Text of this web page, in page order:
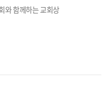
와 함께하는 교회상